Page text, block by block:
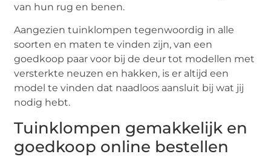
van hun rug en benen.
Aangezien tuinklompen tegenwoordig in alle
soorten en maten te vinden zijn, van een
goedkoop paar voor bij de deur tot modellen met
versterkte neuzen en hakken, is er altijd een
model te vinden dat naadloos aansluit bij wat jij
nodig hebt.
Tuinklompen gemakkelijk en
goedkoop online bestellen